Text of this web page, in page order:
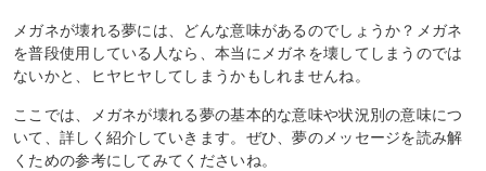
メガネが壊れる夢には、どんな意味があるのでしょうか？メガネ
を普段使用している人なら、本当にメガネを壊してしまうのでは
ないかと、ヒヤヒヤしてしまうかもしれませんね。
ここでは、メガネが壊れる夢の基本的な意味や状況別の意味につ
いて、詳しく紹介していきます。ぜひ、夢のメッセージを読み解
くための参考にしてみてくださいね。